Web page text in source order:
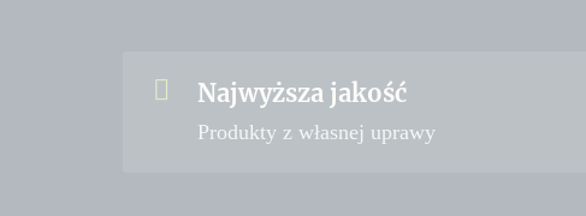
Najwyższa jakość
Produkty z własnej uprawy